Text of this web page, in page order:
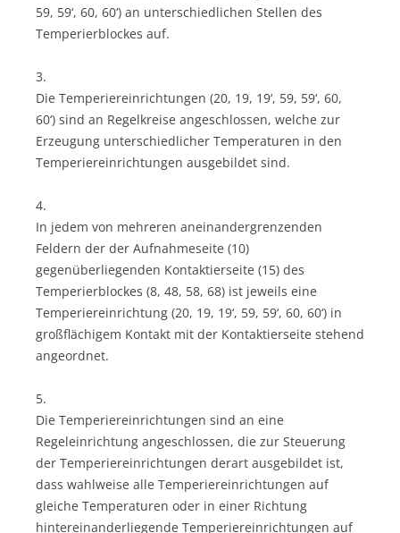
59, 59‘, 60, 60‘) an unterschiedlichen Stellen des
Temperierblockes auf.
3.
Die Temperiereinrichtungen (20, 19, 19‘, 59, 59‘, 60,
60‘) sind an Regelkreise angeschlossen, welche zur
Erzeugung unterschiedlicher Temperaturen in den
Temperiereinrichtungen ausgebildet sind.
4.
In jedem von mehreren aneinandergrenzenden
Feldern der der Aufnahmeseite (10)
gegenüberliegenden Kontaktierseite (15) des
Temperierblockes (8, 48, 58, 68) ist jeweils eine
Temperiereinrichtung (20, 19, 19‘, 59, 59‘, 60, 60‘) in
großflächigem Kontakt mit der Kontaktierseite stehend
angeordnet.
5.
Die Temperiereinrichtungen sind an eine
Regeleinrichtung angeschlossen, die zur Steuerung
der Temperiereinrichtungen derart ausgebildet ist,
dass wahlweise alle Temperiereinrichtungen auf
gleiche Temperaturen oder in einer Richtung
hintereinanderliegende Temperiereinrichtungen auf